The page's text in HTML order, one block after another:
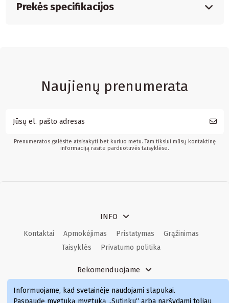
Prekės specifikacijos
Naujienų prenumerata
Prenumeratos galėsite atsisakyti bet kuriuo metu. Tam tikslui mūsų kontaktinę
informaciją rasite parduotuvės taisyklėse.
INFO
Kontaktai Apmokėjimas Pristatymas
Grąžinimas
Taisyklės
Privatumo politika
Rekomenduojame
Kvepalai Kvepalai moterims
Kvepalai vyrams
Kvepalai moterims
Kvepalai
Informuojame, kad svetainėje naudojami slapukai.
Paspaudę mygtuką mygtuką „Sutinku“ arba naršydami toliau